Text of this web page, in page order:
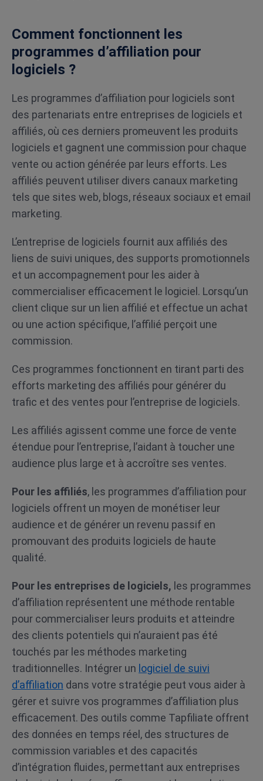
Comment fonctionnent les
programmes d’affiliation pour
logiciels ?
Les programmes d’affiliation pour logiciels sont
des partenariats entre entreprises de logiciels et
affiliés, où ces derniers promeuvent les produits
logiciels et gagnent une commission pour chaque
vente ou action générée par leurs efforts. Les
affiliés peuvent utiliser divers canaux marketing
tels que sites web, blogs, réseaux sociaux et email
marketing.
L’entreprise de logiciels fournit aux affiliés des
liens de suivi uniques, des supports promotionnels
et un accompagnement pour les aider à
commercialiser efficacement le logiciel. Lorsqu’un
client clique sur un lien affilié et effectue un achat
ou une action spécifique, l’affilié perçoit une
commission.
Ces programmes fonctionnent en tirant parti des
efforts marketing des affiliés pour générer du
trafic et des ventes pour l’entreprise de logiciels.
Les affiliés agissent comme une force de vente
étendue pour l’entreprise, l’aidant à toucher une
audience plus large et à accroître ses ventes.
Pour les affiliés, les programmes d’affiliation pour
logiciels offrent un moyen de monétiser leur
audience et de générer un revenu passif en
promouvant des produits logiciels de haute
qualité.
Pour les entreprises de logiciels, les programmes
d’affiliation représentent une méthode rentable
pour commercialiser leurs produits et atteindre
des clients potentiels qui n’auraient pas été
touchés par les méthodes marketing
traditionnelles. Intégrer un logiciel de suivi
d’affiliation dans votre stratégie peut vous aider à
gérer et suivre vos programmes d’affiliation plus
efficacement. Des outils comme Tapfiliate offrent
des données en temps réel, des structures de
commission variables et des capacités
d’intégration fluides, permettant aux entreprises